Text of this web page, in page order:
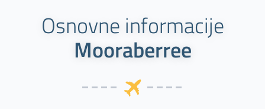
Osnovne informacije
Mooraberree